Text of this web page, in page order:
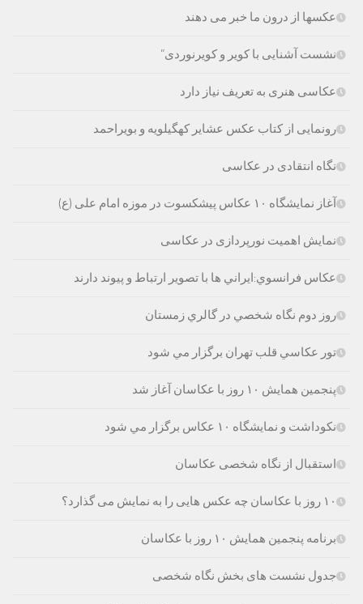
عکسها از درون ما خبر می دهند
نشست آشنایی با کویر و کویرنوردی”
عکاسی هنری به تعریف نیاز دارد
رونمایی از کتاب عکس عشایر کهگیلویه و بویراحمد
نگاه انتقادی در عکاسی
آغاز نمایشگاه ۱۰ عکاس پیشکسوت در موزه امام علی (ع)
نمایش اهمیت نورپردازی در عکاسی
عكاس فرانسوي:ايراني ها با تصوير ارتباط و پيوند دارند
روز دوم نگاه شخصي در گالري زمستان
تور عكاسي قلب تهران برگزار مي شود
پنجمین همایش ۱۰ روز با عکاسان آغاز شد
نکوداشت و نمایشگاه ۱۰ عکاس برگزار مي شود
استقبال از نگاه شخصی عکاسان
۱۰ روز با عکاسان چه عکس هایی را به نمایش می گذارد؟
برنامه پنجمین همایش ۱۰ روز با عکاسان
جدول نشست های بخش نگاه شخصی